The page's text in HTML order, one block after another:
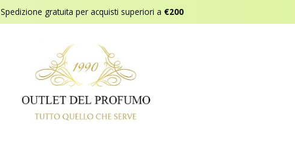
Spedizione gratuita per acquisti superiori a €200